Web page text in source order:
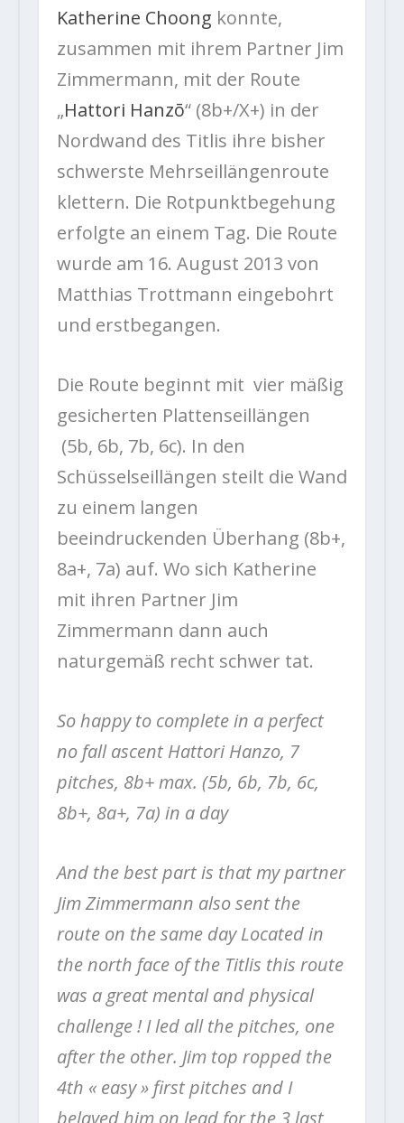
Katherine Choong konnte,
zusammen mit ihrem Partner Jim
Zimmermann, mit der Route
„Hattori Hanzō“ (8b+/X+) in der
Nordwand des Titlis ihre bisher
schwerste Mehrseillängenroute
klettern. Die Rotpunktbegehung
erfolgte an einem Tag. Die Route
wurde am 16. August 2013 von
Matthias Trottmann eingebohrt
und erstbegangen.
Die Route beginnt mit vier mäßig
gesicherten Plattenseillängen
(5b, 6b, 7b, 6c). In den
Schüsselseillängen steilt die Wand
zu einem langen
beeindruckenden Überhang (8b+,
8a+, 7a) auf. Wo sich Katherine
mit ihren Partner Jim
Zimmermann dann auch
naturgemäß recht schwer tat.
So happy to complete in a perfect
no fall ascent Hattori Hanzo, 7
pitches, 8b+ max. (5b, 6b, 7b, 6c,
8b+, 8a+, 7a) in a day
And the best part is that my partner
Jim Zimmermann also sent the
route on the same day Located in
the north face of the Titlis this route
was a great mental and physical
challenge ! I led all the pitches, one
after the other. Jim top ropped the
4th « easy » first pitches and I
belayed him on lead for the 3 last